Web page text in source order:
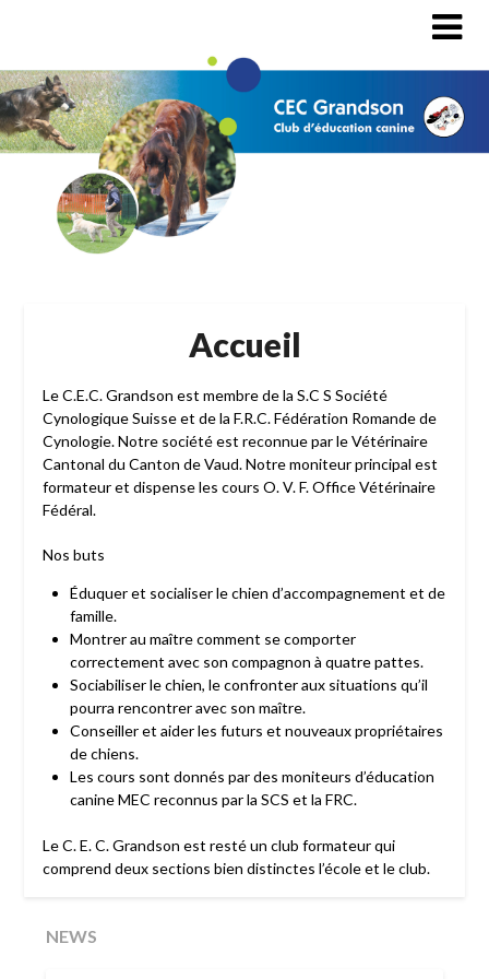
Accueil
Le C.E.C. Grandson est membre de la S.C S Société
Cynologique Suisse et de la F.R.C. Fédération Romande de
Cynologie. Notre société est reconnue par le Vétérinaire
Cantonal du Canton de Vaud. Notre moniteur principal est
formateur et dispense les cours O. V. F. Office Vétérinaire
Fédéral.
Nos buts
Éduquer et socialiser le chien d’accompagnement et de
famille.
Montrer au maître comment se comporter
correctement avec son compagnon à quatre pattes.
Sociabiliser le chien, le confronter aux situations qu’il
pourra rencontrer avec son maître.
Conseiller et aider les futurs et nouveaux propriétaires
de chiens.
Les cours sont donnés par des moniteurs d’éducation
canine MEC reconnus par la SCS et la FRC.
Le C. E. C. Grandson est resté un club formateur qui
comprend deux sections bien distinctes l’école et le club.
NEWS